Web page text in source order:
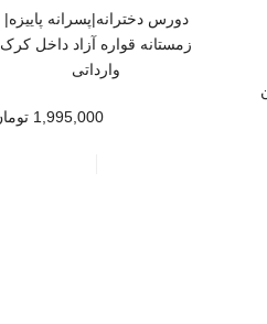
دورس دخترانه|پسرانه پاییزه|
زمستانه قواره آزاد داخل کرک
وارداتی
1,995,000 تومان